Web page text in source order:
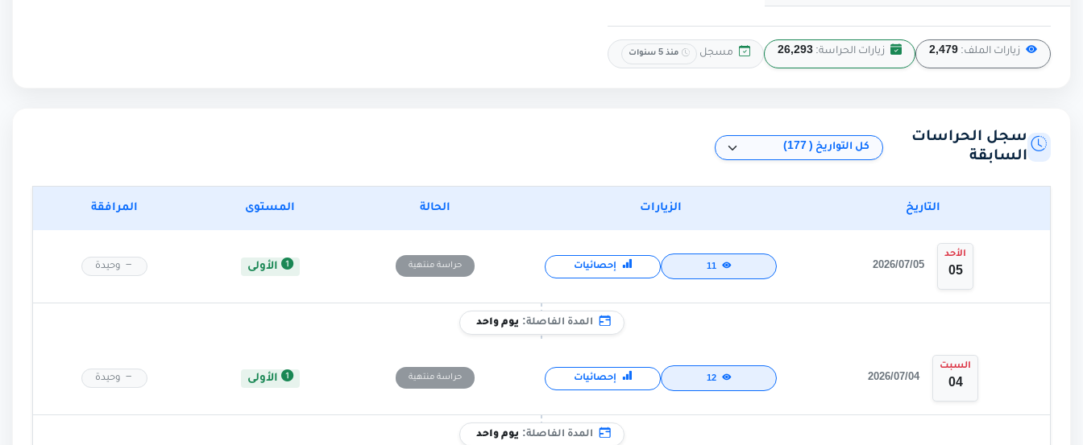
زيارات الملف: 2,479 زيارات الحراسة: 26,293 مسجل منذ 5 سنوات
سجل الحراسات
السابقة
التاريخ الزيارات الحالة المستوى المرافقة
الأحد
05
2026/07/05 إحصائيات حراسة منتهية الأولى وحيدة
المدة الفاصلة: يوم واحد
السبت
04
2026/07/04 إحصائيات حراسة منتهية الأولى وحيدة
المدة الفاصلة: يوم واحد